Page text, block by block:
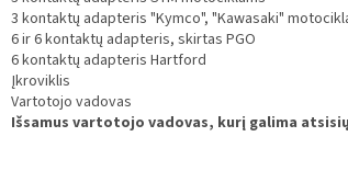
3 kontaktų adapteris "Kymco", "Kawasaki"
6 ir 6 kontaktų adapteris, skirtas PGO
6 kontaktų adapteris Hartford
Įkroviklis
Vartotojo vadovas
Išsamus vartotojo vadovas, kurį galima